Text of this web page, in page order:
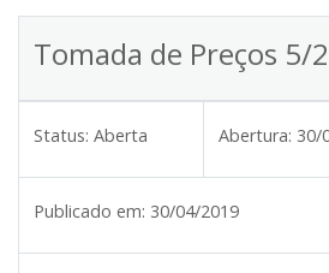
Tomada de Preços 5/
Status: Aberta Abertura: 30/
Publicado em: 30/04/2019